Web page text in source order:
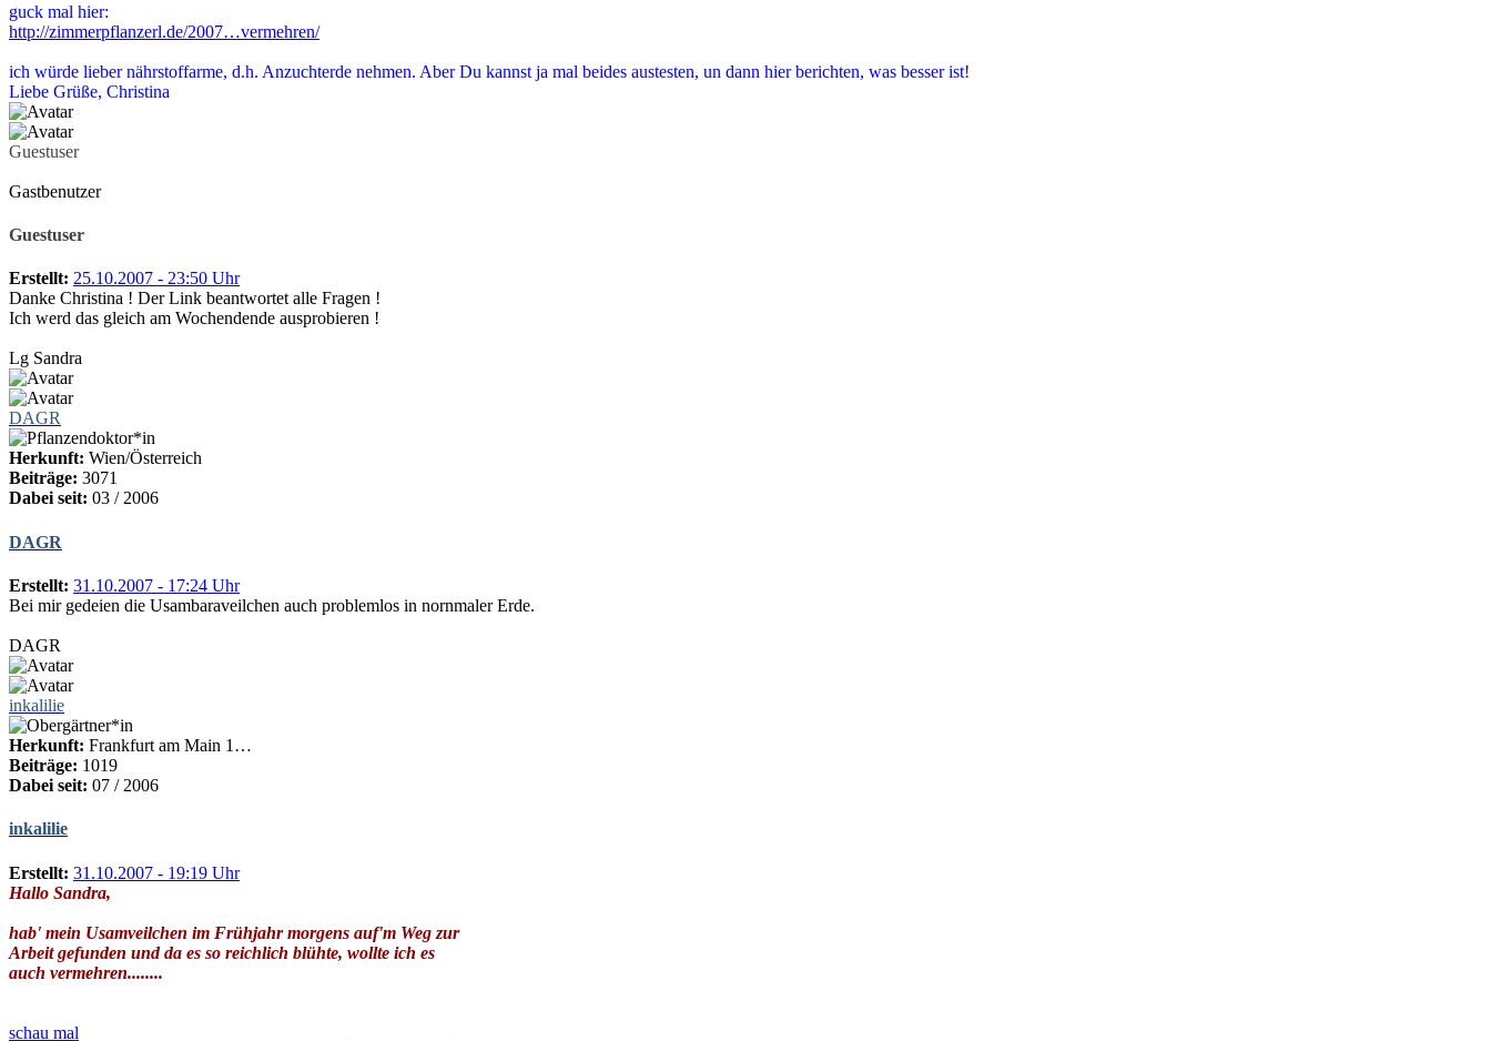
guck mal hier:
http://zimmerpflanzerl.de/2007…vermehren/
ich würde lieber nährstoffarme, d.h. Anzuchterde nehmen. Aber Du kannst ja mal beides austesten, un dann hier berichten, was besser ist!
Liebe Grüße, Christina
Guestuser
Gastbenutzer
Guestuser
Erstellt: 25.10.2007 - 23:50 Uhr
Danke Christina ! Der Link beantwortet alle Fragen !
Ich werd das gleich am Wochendende ausprobieren !
Lg Sandra
DAGR
Herkunft: Wien/Österreich
Beiträge: 3071
Dabei seit: 03 / 2006
DAGR
Erstellt: 31.10.2007 - 17:24 Uhr
Bei mir gedeien die Usambaraveilchen auch problemlos in nornmaler Erde.
DAGR
inkalilie
Herkunft: Frankfurt am Main 1…
Beiträge: 1019
Dabei seit: 07 / 2006
inkalilie
Erstellt: 31.10.2007 - 19:19 Uhr
Hallo Sandra,
hab' mein Usamveilchen im Frühjahr morgens auf'm Weg zur
Arbeit gefunden und da es so reichlich blühte, wollte ich es
auch vermehren........
schau mal